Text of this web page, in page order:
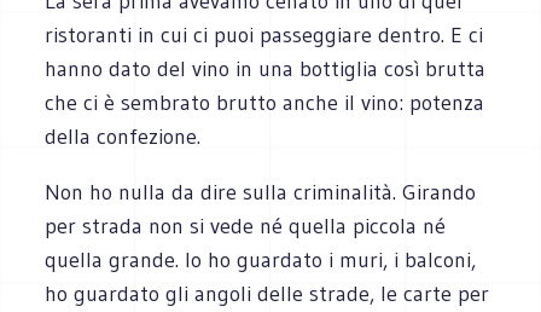
ristoranti in cui ci puoi passeggiare dentro. E ci
hanno dato del vino in una bottiglia così brutta
che ci è sembrato brutto anche il vino: potenza
della confezione.
Non ho nulla da dire sulla criminalità. Girando
per strada non si vede né quella piccola né
quella grande. Io ho guardato i muri, i balconi,
ho guardato gli angoli delle strade, le carte per